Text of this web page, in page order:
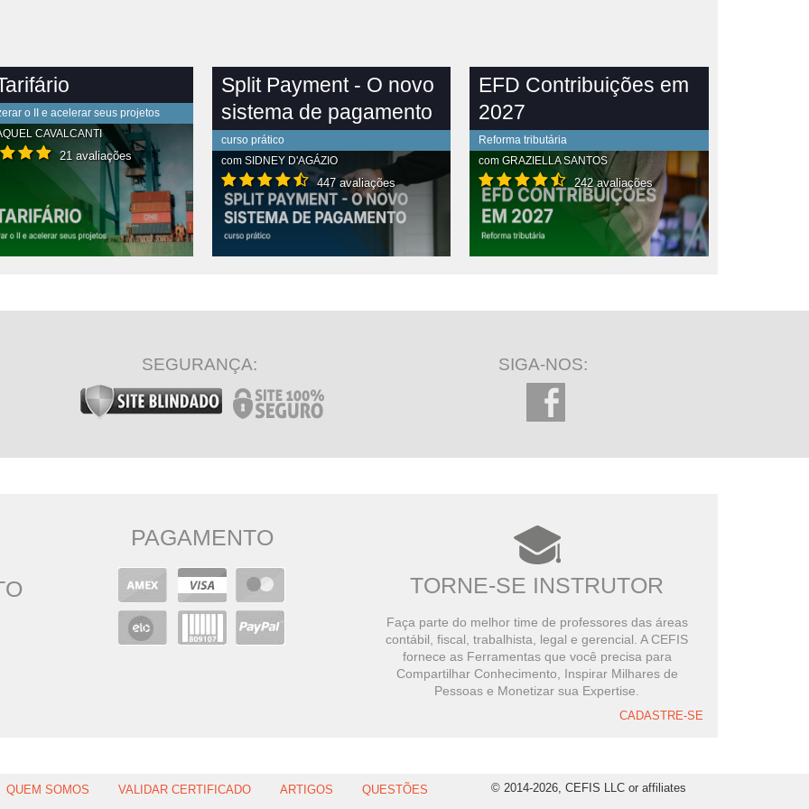
o II e acelerar seus projetos
CAVALCANTI
21 avaliações
Split Payment - O novo
sistema de pagamento
curso prático
com SIDNEY D'AGÁZIO
447 avaliações
CONTEÚDO COMPLETO
EFD Contribuições em
2027
Reforma tributária
comGRAZIELLA SANTOS
242 avaliações
VER CONTEÚDO COMPLETO
SEGURANÇA: SIGA-NOS:
PAGAMENTO
TORNE-SE INSTRUTOR
Faça parte do melhor time de professores das áreas
contábil, fiscal, trabalhista, legal e gerencial. A CEFIS
fornece as Ferramentas que você precisa para
Compartilhar Conhecimento, Inspirar Milhares de
Pessoas e Monetizar sua Expertise.
CADASTRE-SE
QUEM SOMOS VALIDAR CERTIFICADO ARTIGOS QUESTÕES © 2014-2026, CEFIS LLC or affiliates